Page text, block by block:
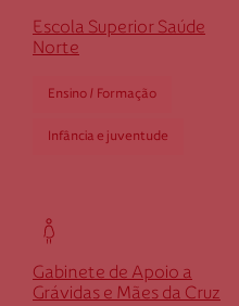
Cruz Vermelha
Rua dos Bombeiros
Edifício Escolas, n.º 51 R/
Cruz Vermelha
Escola Superior Saúde
Norte
Ensino / Formação
Infância e juventude
Gabinete de Apoio a
Grávidas e Mães da Cruz